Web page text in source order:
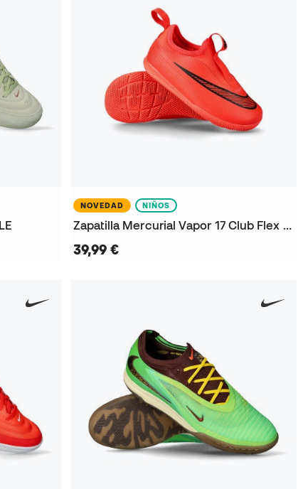
NOVEDAD NIÑOS
Zapatilla Mercurial Vapor 17 Club Flex IC Niño
39,99 €